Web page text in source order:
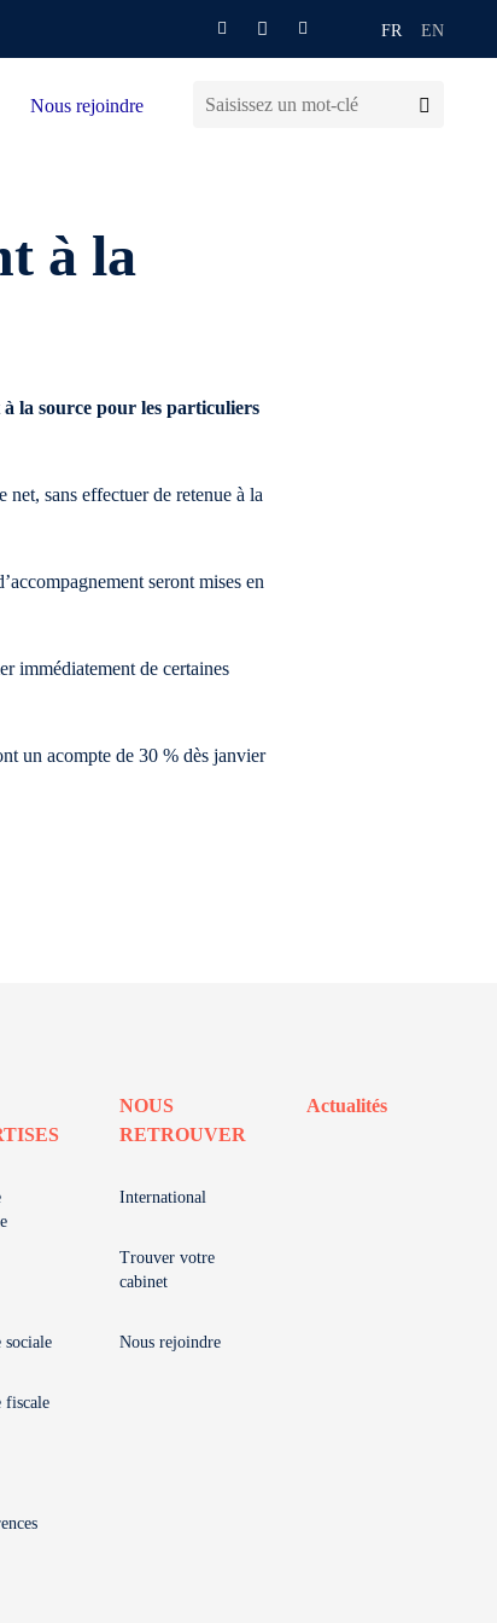
FR EN
Nous rejoindre
à la
la source pour les particuliers
sans effectuer de retenue à la
seront mises en
immédiatement de certaines
un acompte de 30 % dès janvier
sociale
fiscale
NOUS
RETROUVER
International
Trouver votre
cabinet
Nous rejoindre
Actualités